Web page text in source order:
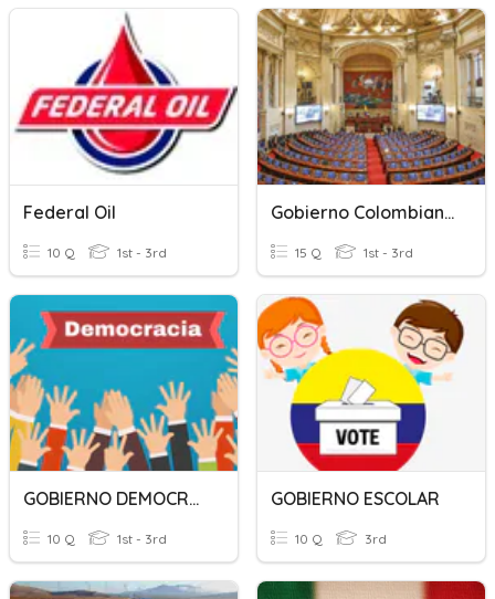
Federal Oil
10 Q 1st - 3rd
Gobierno Colombiano
15 Q 1st - 3rd
GOBIERNO DEMOCRATICO
10 Q 1st - 3rd
GOBIERNO ESCOLAR
10 Q 3rd